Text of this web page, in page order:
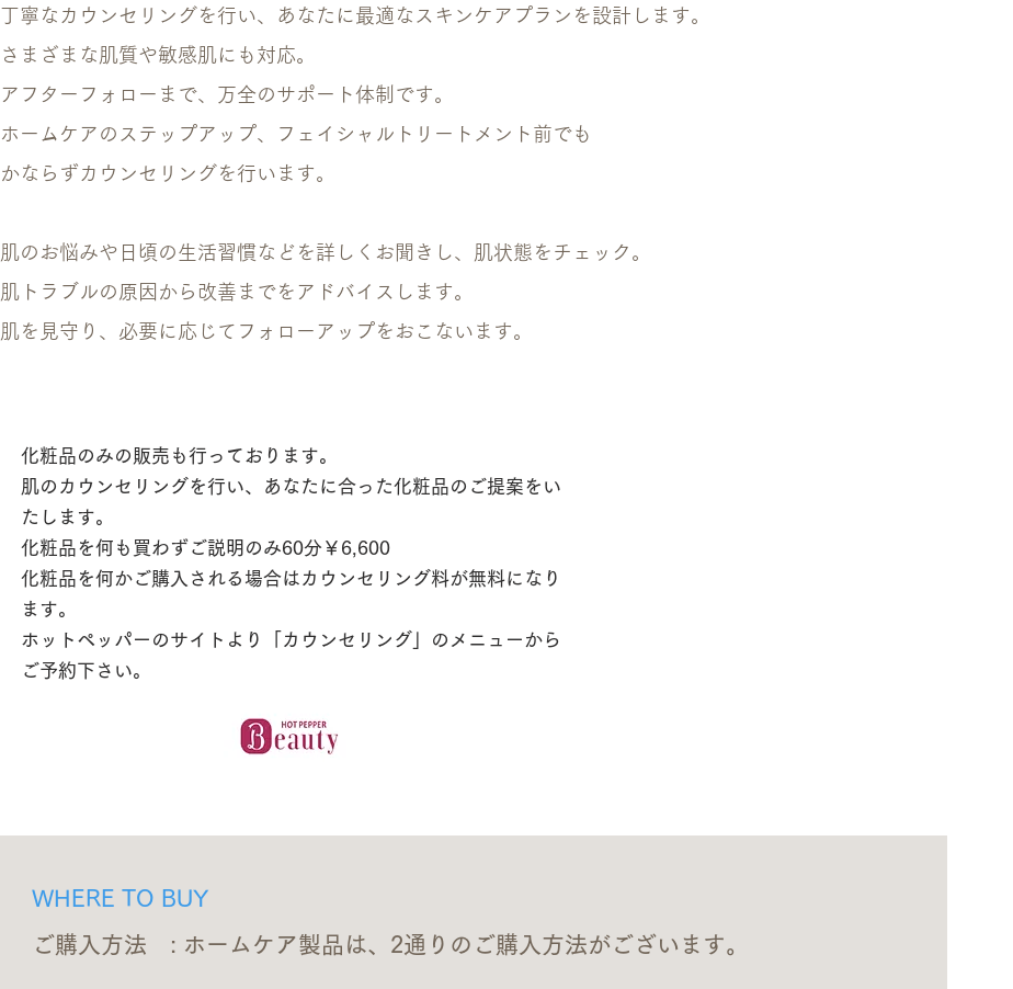
丁寧なカウンセリングを行い、あなたに最適なスキンケアプランを設計します。
さまざまな肌質や敏感肌にも対応。
アフターフォローまで、万全のサポート体制です。
ホームケアのステップアップ、フェイシャルトリートメント前でも
かならずカウンセリングを行います。
肌のお悩みや日頃の生活習慣などを詳しくお聞きし、肌状態をチェック。
肌トラブルの原因から改善までをアドバイスします。
肌を見守り、必要に応じてフォローアップをおこないます。
化粧品のみの販売も行っております。
肌のカウンセリングを行い、あなたに合った化粧品のご提案をい
たします。
化粧品を何も買わずご説明のみ60分￥6,600
​化粧品を何かご購入される場合はカウンセリング料が無料になり
ます。
ホットペッパーのサイトより「カウンセリング」のメニューから
ご予約下さい。
WHERE TO BUY
ご購入方法 : ホームケア製品は、2通りのご購入方法がございます。